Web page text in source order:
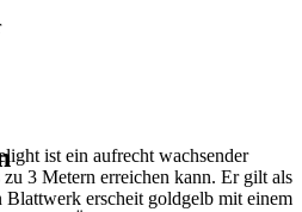
ist ein aufrecht wachsender
3 Metern erreichen kann. Er gilt als
Blattwerk erscheit goldgelb mit einem